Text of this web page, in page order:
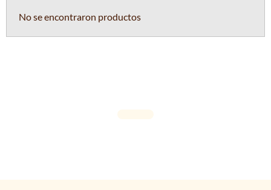
No se encontraron productos